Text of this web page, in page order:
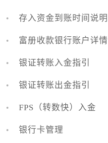
存入资金到账时间说明
富册收款银行账户详情
银证转账入金指引
银证转账出金指引
FPS（转数快）入金
银行卡管理